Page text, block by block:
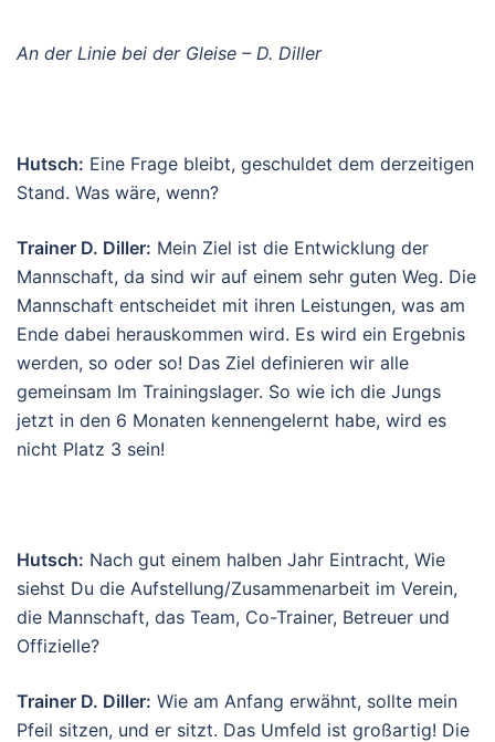
An der Linie bei der Gleise – D. Diller
Hutsch: Eine Frage bleibt, geschuldet dem derzeitigen
Stand. Was wäre, wenn?
Trainer D. Diller: Mein Ziel ist die Entwicklung der
Mannschaft, da sind wir auf einem sehr guten Weg. Die
Mannschaft entscheidet mit ihren Leistungen, was am
Ende dabei herauskommen wird. Es wird ein Ergebnis
werden, so oder so! Das Ziel definieren wir alle
gemeinsam Im Trainingslager. So wie ich die Jungs
jetzt in den 6 Monaten kennengelernt habe, wird es
nicht Platz 3 sein!
Hutsch: Nach gut einem halben Jahr Eintracht, Wie
siehst Du die Aufstellung/Zusammenarbeit im Verein,
die Mannschaft, das Team, Co-Trainer, Betreuer und
Offizielle?
Trainer D. Diller: Wie am Anfang erwähnt, sollte mein
Pfeil sitzen, und er sitzt. Das Umfeld ist großartig! Die